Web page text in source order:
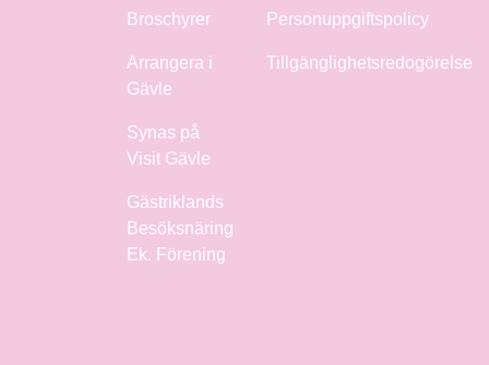
Broschyrer
Arrangera i
Gävle
Synas på
Visit Gävle
Gästriklands
Besöksnäring
Ek. Förening
Personuppgiftspolicy
Tillgänglighetsredogörelse